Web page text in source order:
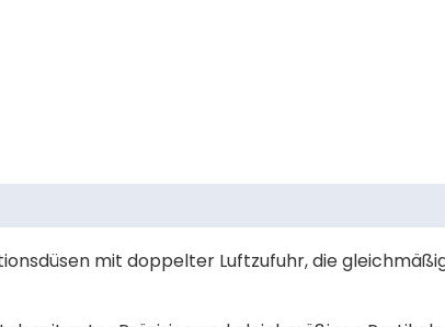
mit doppelter Luftzufuhr, die